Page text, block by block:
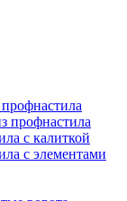
профнастила
с калиткой
с элементами